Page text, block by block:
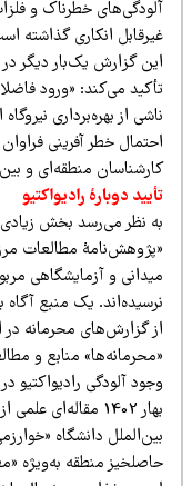
خطرناک و فلزات
انکاری گذاشته است.»
گزارش یک‌بار دیگر در بخش
می‌کند: «ورود فاضلاب
از بهره‌برداری نیروگاه
منطقه‌ای و بین‌المللی
دوبارۀ رادیواکتیو
نظر می‌رسد بخش زیادی از
مطالعات مرزی»
و آزمایشگاهی مربوط
یک منبع آگاه به
گزارش‌های محرمانه در این
منابع و
آلودگی رادیواکتیو در ارس
بهار 1402 مقاله‌ای علمی
دانشگاه
منطقه به‌ویژه